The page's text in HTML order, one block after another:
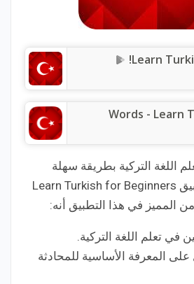
Learn
Words - Learn
اللغة التركية بطريقة سهلة
وسريعة. يتيح لك تطبيق Learn Turkish for Beginners
المميز في هذا التطبيق أنه:
في تعلم اللغة التركية.
المعرفة الأساسية للمحادثة